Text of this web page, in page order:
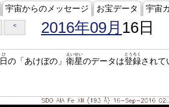
宇宙からのメッセージ お宝データ 宇宙
< 2016年09月 16日
日
ひ
の「あけぼの」 衛星
えいせい
のデータは登録
とうろく
されて